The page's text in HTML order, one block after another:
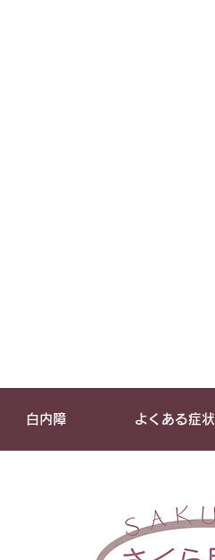
白内障 よくある症状